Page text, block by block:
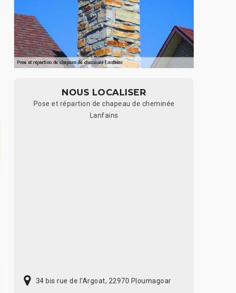
NOUS LOCALISER
Pose et répartion de chapeau de cheminée
Lanfains
34 bis rue de l'Argoat, 22970 Ploumagoar